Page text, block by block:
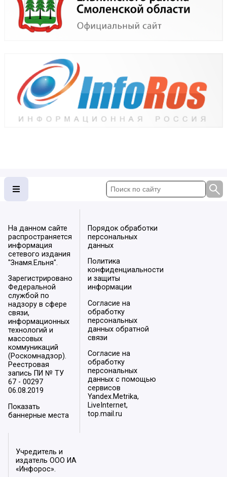
На данном сайте
распространяется
информация
сетевого издания
"Знамя.Ельня".
Зарегистрировано
Федеральной
службой по
надзору в сфере
связи,
информационных
технологий и
массовых
коммуникаций
(Роскомнадзор).
Реестровая
запись ПИ № ТУ
67 - 00297
06.08.2019
Показать
баннерные места
Порядок обработки
персональных
данных
Политика
конфиденциальности
и защиты
информации
Согласие на
обработку
персональных
данных обратной
связи
Согласие на
обработку
персональных
данных с помощью
сервисов
Yandex.Metrika,
LiveInternet,
top.mail.ru
Учредитель и
издатель ООО ИА
«Инфорос».